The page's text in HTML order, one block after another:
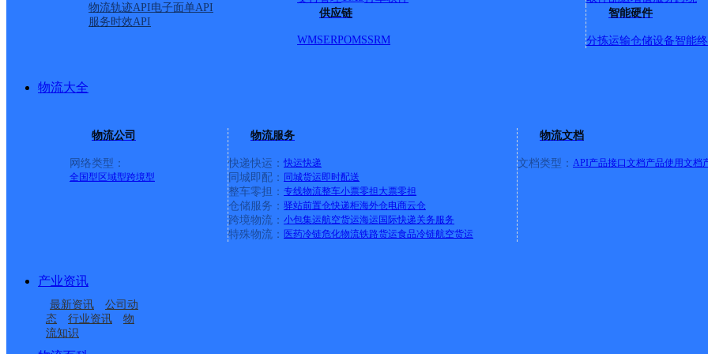
物流轨迹API电子面单API
服务时效API
供应链
WMSERPOMSSRM
智能硬件
分拣运输仓储设备智能
物流大全
物流公司
网络类型：
全国型 区域型跨境型
物流服务
快递快运： 快运快递
同城即配： 同城货运即时配送
整车零担： 专线物流整车小票零担大票零担
仓储服务： 驿站前置仓快递柜海外仓电商云仓
跨境物流： 小包集运航空货运海运 国际快递关务服务
特殊物流： 医药冷链危化物流铁路货运食品冷链航空货运
物流文档
文档类型： API产品接口文档产品使用文档
产业资讯
最新资讯
公司动
态
行业资讯
物
流知识
号；水荫路113/ 114/115；水荫横路1号至水荫横路45号；龙岗路（全路段）；跨客城；先烈东路220至先烈东路296号（沙河
代；一处春大厦（先烈东路316号）；永福正街3号；—永福正街3/138号；永福北约；永福横巷；永福东约；水荫一横路38号
我的）；水荫一横路菜寮；菜寮；水荫一横路47号；49号公安宿舍49之一至之六；水荫路125号绿茵阁；水荫路121号动物园；
园；尊宝披萨；水荫路2/48双号；恒鑫大厦水荫路11/75单号；水荫路西约1至7号；水荫直街（全路段）；水荫路52号/54号/56
之一大院；濂泉西路109号至139号；濂泉西路一巷全部（星海音乐学院）；（市政职业学校）先烈东路159号大院；富丽网批
号；沙河大街45/ 99单号；西支涌市场；西街31/45单号；西街36/44双号；龙岗东小区6/7/8/11/12/13/14/15/17栋；国投网批市场
1307号；白云区人民医院；沙河顶新一街；沙河顶新二街；水荫路130号至178号；先烈东路182号至218号；沙河顶36号至先
万佳服装城；魅力东方；水荫路83/97单号；水荫路94/ 110双号；益民服装城；天宝童装城；长城精品；第三服装城；第四服
路7号；濂泉路9号二横巷；濂泉路9号三横巷；濂泉路11号；濂泉路13号；濂泉路15号（长运中心）；濂泉路17号；濂泉路31
（新金马裤都）；沙东大街1巷至9巷（沙东大街10巷1号、2号）详情
派送范围:塘步东；塘步西村；广地花园；官堂；员岗；新基；金坑；白山前工业区(草堂村)；兴南大道1/899单号；华南新城
保健院；南雅商务大厦；南雅科技园；利口福；联邦大厦；成业商务大厦；金华工业园